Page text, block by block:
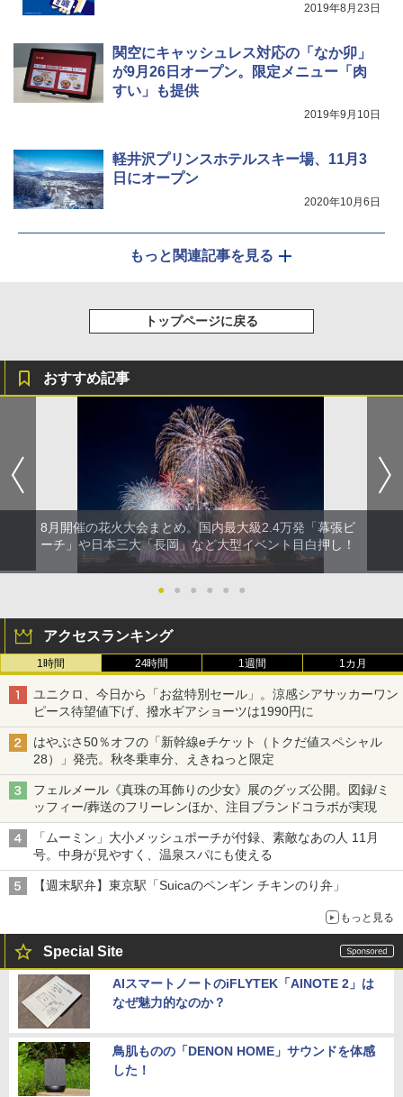
2019年8月23日
関空にキャッシュレス対応の「なか卯」
が9月26日オープン。限定メニュー「肉
すい」も提供
2019年9月10日
軽井沢プリンスホテルスキー場、11月3
日にオープン
2020年10月6日
もっと関連記事を見る
トップページに戻る
おすすめ記事
8月開催の花火大会まとめ。国内最大級2.4万発「幕張ビ
ーチ」や日本三大「長岡」など大型イベント目白押し！
● ● ● ● ● ●
アクセスランキング
1時間 24時間 1週間 1カ月
ユニクロ、今日から「お盆特別セール」。涼感シアサッカーワン
ピース待望値下げ、撥水ギアショーツは1990円に
はやぶさ50％オフの「新幹線eチケット（トクだ値スペシャル
28）」発売。秋冬乗車分、えきねっと限定
フェルメール《真珠の耳飾りの少女》展のグッズ公開。図録/ミ
ッフィー/葬送のフリーレンほか、注目ブランドコラボが実現
「ムーミン」大小メッシュポーチが付録、素敵なあの人 11月
号。中身が見やすく、温泉スパにも使える
【週末駅弁】東京駅「Suicaのペンギン チキンのり弁」
もっと見る
Special Site
AIスマートノートのiFLYTEK「AINOTE 2」は
なぜ魅力的なのか？
鳥肌ものの「DENON HOME」サウンドを体感
した！